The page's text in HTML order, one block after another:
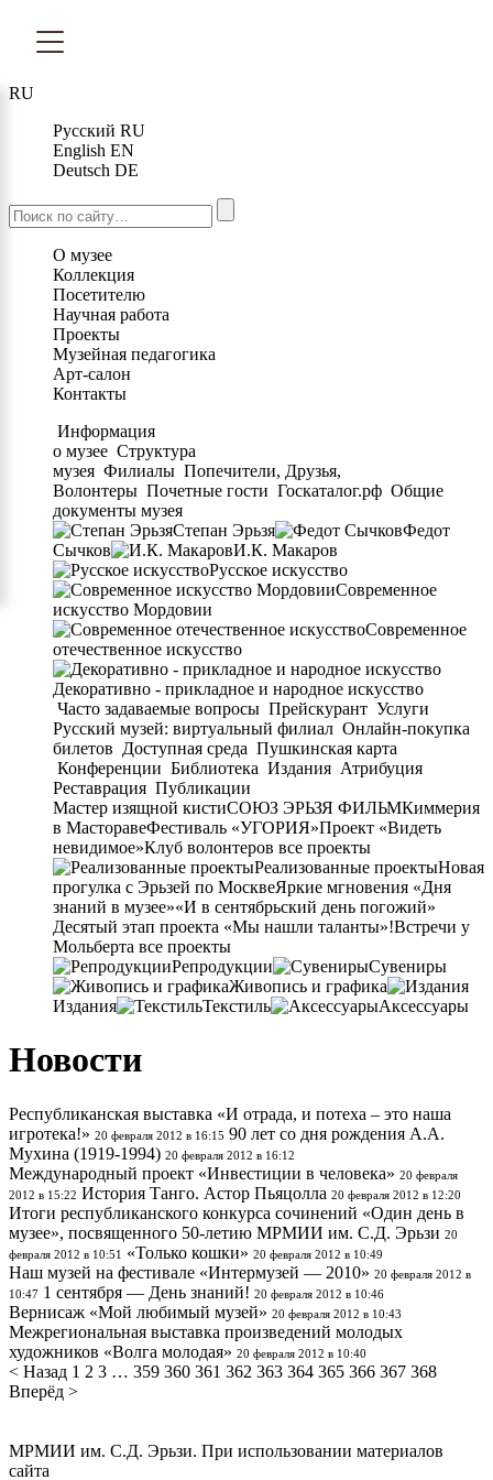
RU
Русский RU
English EN
Deutsch DE
О музее
Коллекция
Посетителю
Научная работа
Проекты
Музейная педагогика
Арт-салон
Контакты
Информация
о музее Структура
музея Филиалы Попечители, Друзья,
Волонтеры Почетные гости Госкаталог.рф Общие
документы музея
Степан Эрьзя
Федот
Сычков
И.К. Макаров
Русское искусство
Современное
искусство Мордовии
Современное
отечественное искусство
Декоративно - прикладное и народное искусство
Часто задаваемые вопросы Прейскурант Услуги
Русский музей: виртуальный филиал Онлайн-покупка
билетов Доступная среда Пушкинская карта
Конференции Библиотека Издания Атрибуция
Реставрация Публикации
Мастер изящной кистиСОЮЗ ЭРЬЗЯ ФИЛЬМКиммерия
в МасторавеФестиваль «УГОРИЯ»Проект «Видеть
невидимое»Клуб волонтеров все проекты
Реализованные проектыНовая
прогулка с Эрьзей по МосквеЯркие мгновения «Дня
знаний в музее»«И в сентябрьский день погожий»
Десятый этап проекта «Мы нашли таланты»!Встречи у
Мольберта все проекты
Репродукции
Сувениры
Живопись и графика
Издания
Текстиль Аксессуары
Новости
Республиканская выставка «И отрада, и потеха – это наша
игротека!» 20 февраля 2012 в 16:15 90 лет со дня рождения А.А.
Мухина (1919-1994) 20 февраля 2012 в 16:12
Международный проект «Инвестиции в человека» 20 февраля
2012 в 15:22 История Танго. Астор Пьяцолла 20 февраля 2012 в 12:20
Итоги республиканского конкурса сочинений «Один день в
музее», посвященного 50-летию МРМИИ им. С.Д. Эрьзи 20
февраля 2012 в 10:51 «Только кошки» 20 февраля 2012 в 10:49
Наш музей на фестивале «Интермузей — 2010» 20 февраля 2012 в
10:47 1 сентября — День знаний! 20 февраля 2012 в 10:46
Вернисаж «Мой любимый музей» 20 февраля 2012 в 10:43
Межрегиональная выставка произведений молодых
художников «Волга молодая» 20 февраля 2012 в 10:40
< Назад 1 2 3 … 359 360 361 362 363 364 365 366 367 368
Вперёд >
МРМИИ им. С.Д. Эрьзи. При использовании материалов
сайта